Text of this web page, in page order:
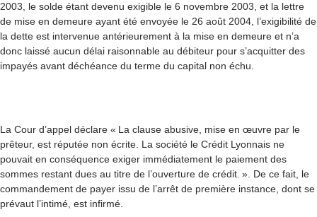
2003, le solde étant devenu exigible le 6 novembre 2003, et la lettre
de mise en demeure ayant été envoyée le 26 août 2004, l’exigibilité de
la dette est intervenue antérieurement à la mise en demeure et n’a
donc laissé aucun délai raisonnable au débiteur pour s’acquitter des
impayés avant déchéance du terme du capital non échu.
La Cour d’appel déclare « La clause abusive, mise en œuvre par le
prêteur, est réputée non écrite. La société le Crédit Lyonnais ne
pouvait en conséquence exiger immédiatement le paiement des
sommes restant dues au titre de l’ouverture de crédit. ». De ce fait, le
commandement de payer issu de l’arrêt de première instance, dont se
prévaut l’intimé, est infirmé.